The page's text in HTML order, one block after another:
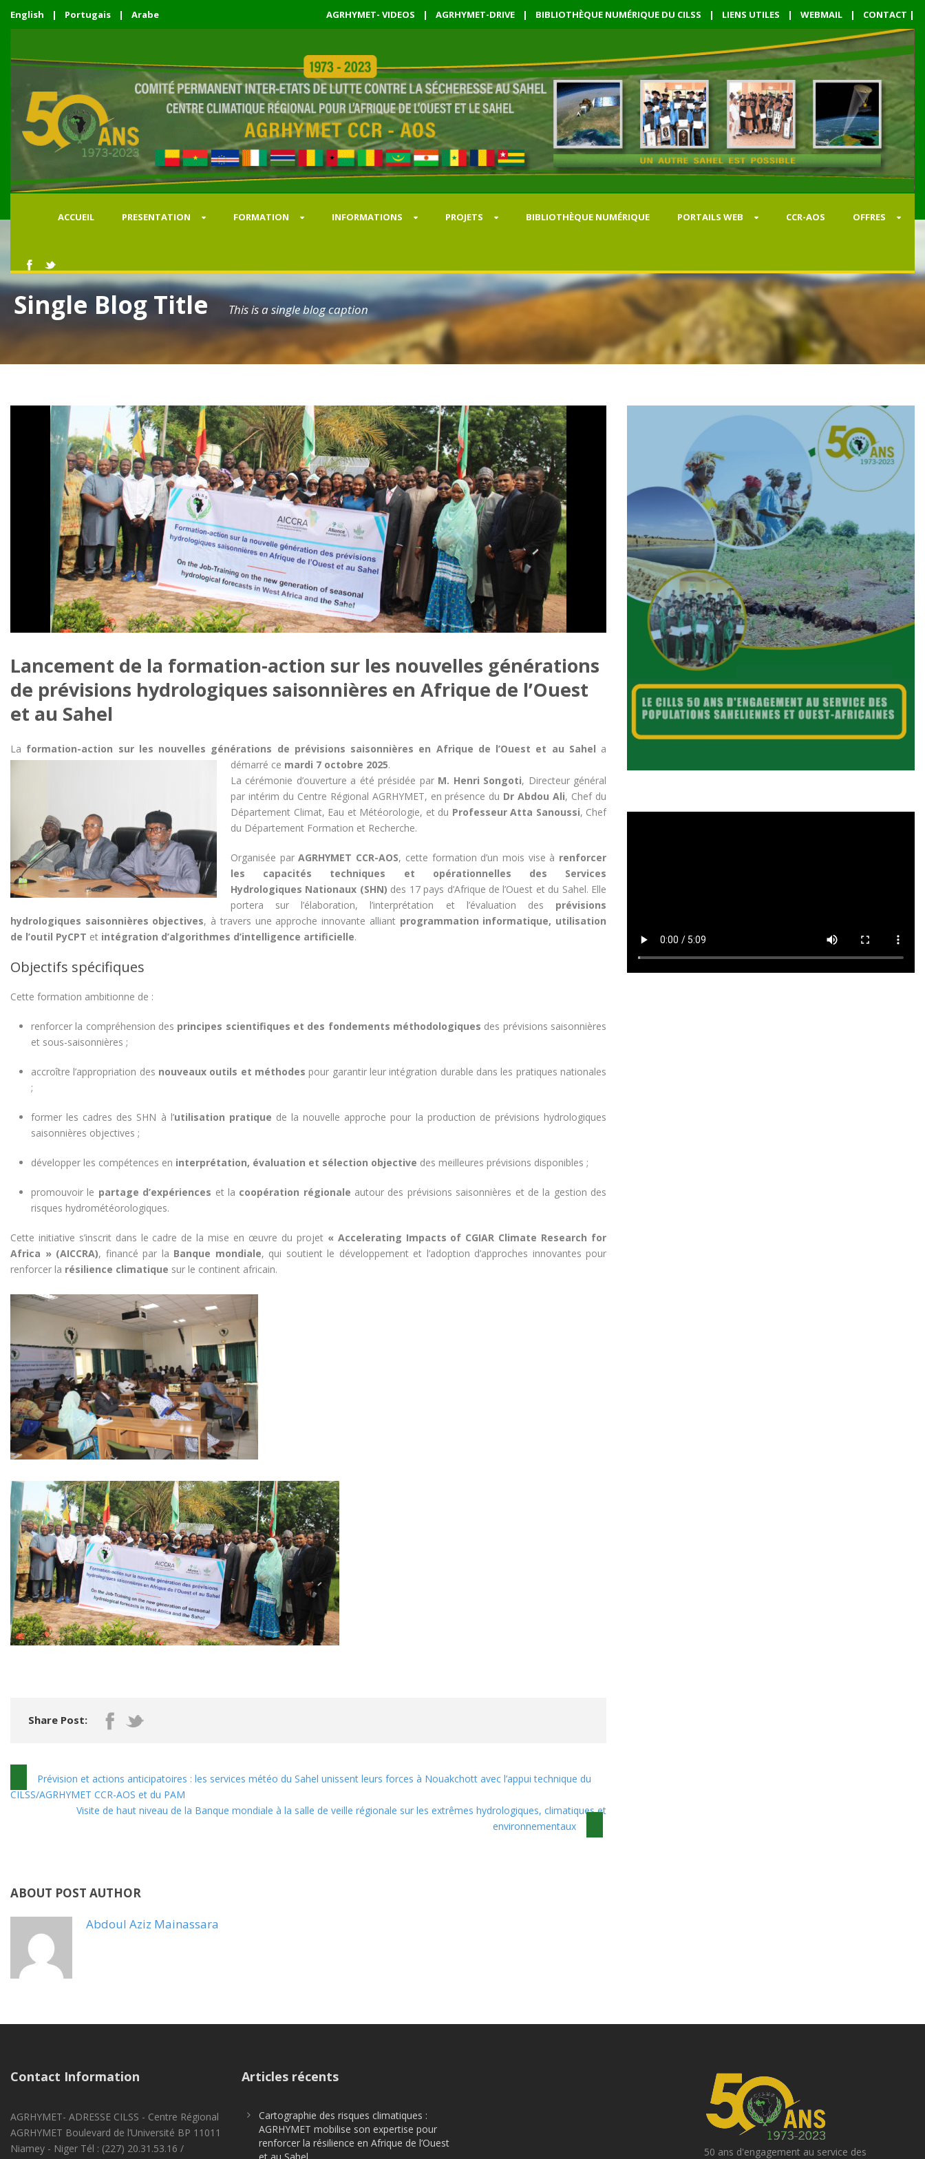
English | Portugais | Arabe AGRHYMET- VIDEOS | AGRHYMET-DRIVE | BIBLIOTHÈQUE NUMÉRIQUE DU CILSS | LIENS UTILES | WEBMAIL | CONTACT |
ACCUEIL PRESENTATION FORMATION INFORMATIONS PROJETS BIBLIOTHÈQUE NUMÉRIQUE PORTAILS WEB CCR-AOS OFFRES
Single Blog Title This is a single blog caption
Lancement de la formation-action sur les nouvelles générations
de prévisions hydrologiques saisonnières en Afrique de l’Ouest
et au Sahel
La formation-action sur les nouvelles générations de prévisions saisonnières en Afrique de l’Ouest et au Sahel a
démarré ce mardi 7 octobre 2025.
La cérémonie d’ouverture a été présidée par M. Henri Songoti, Directeur général
par intérim du Centre Régional AGRHYMET, en présence du Dr Abdou Ali, Chef du
Département Climat, Eau et Météorologie, et du Professeur Atta Sanoussi, Chef
du Département Formation et Recherche.
Organisée parAGRHYMET CCR-AOS, cette formation d’un mois vise à renforcer
les capacités techniques et opérationnelles des Services
Hydrologiques Nationaux (SHN) des 17 pays d’Afrique de l’Ouest et du Sahel. Elle
portera sur l’élaboration, l’interprétation et l’évaluation des prévisions
hydrologiques saisonnières objectives, à travers une approche innovante alliant programmation informatique, utilisation
de l’outil PyCPT et intégration d’algorithmes d’intelligence artificielle.
Objectifs spécifiques
Cette formation ambitionne de :
renforcer la compréhension des principes scientifiques et des fondements méthodologiques des prévisions saisonnières
et sous-saisonnières ;
accroître l’appropriation des nouveaux outils et méthodes pour garantir leur intégration durable dans les pratiques nationales
;
former les cadres des SHN à l’utilisation pratique de la nouvelle approche pour la production de prévisions hydrologiques
saisonnières objectives ;
développer les compétences en interprétation, évaluation et sélection objective des meilleures prévisions disponibles ;
promouvoir le partage d’expériences et la coopération régionale autour des prévisions saisonnières et de la gestion des
risques hydrométéorologiques.
Cette initiative s’inscrit dans le cadre de la mise en œuvre du projet « Accelerating Impacts of CGIAR Climate Research for
Africa » (AICCRA), financé par la Banque mondiale, qui soutient le développement et l’adoption d’approches innovantes pour
renforcer la résilience climatique sur le continent africain.
Share Post:
Prévision et actions anticipatoires : les services météo du Sahel unissent leurs forces à Nouakchott avec l’appui technique du
CILSS/AGRHYMET CCR-AOS et du PAM
Visite de haut niveau de la Banque mondiale à la salle de veille régionale sur les extrêmes hydrologiques, climatiques et
environnementaux
ABOUT POST AUTHOR
Abdoul Aziz Mainassara
Contact Information
AGRHYMET- ADRESSE CILSS - Centre Régional
AGRHYMET Boulevard de l’Université BP 11011
Niamey - Niger Tél : (227) 20.31.53.16 /
Articles récents
Cartographie des risques climatiques :
AGRHYMET mobilise son expertise pour
renforcer la résilience en Afrique de l’Ouest
50 ans d'engagement au service des